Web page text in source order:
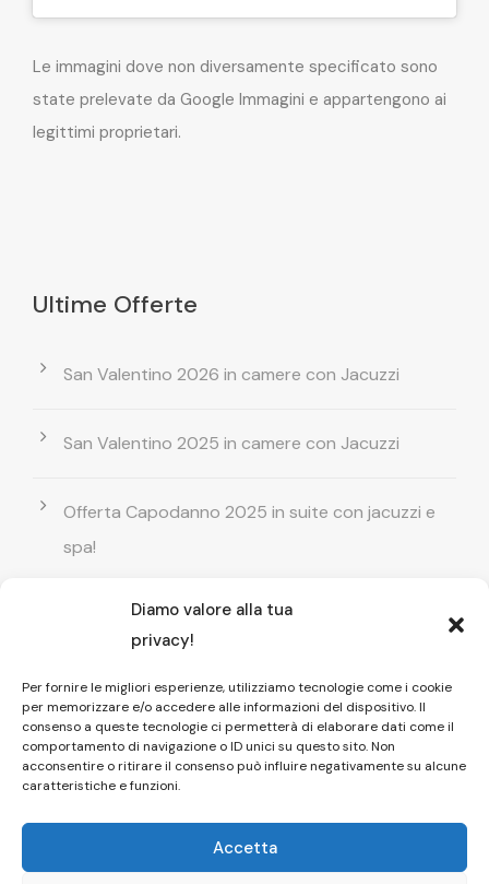
Diamo valore alla tua
privacy!
Per fornire le migliori esperienze, utilizziamo tecnologie come i cookie
per memorizzare e/o accedere alle informazioni del dispositivo. Il
consenso a queste tecnologie ci permetterà di elaborare dati come il
comportamento di navigazione o ID unici su questo sito. Non
acconsentire o ritirare il consenso può influire negativamente su alcune
caratteristiche e funzioni.
Accetta
Le immagini dove non diversamente specificato sono
state prelevate da Google Immagini e appartengono ai
legittimi proprietari.
Ultime Offerte
San Valentino 2026 in camere con Jacuzzi
San Valentino 2025 in camere con Jacuzzi
Offerta Capodanno 2025 in suite con jacuzzi e
spa!
Offerta Natale in camera con vasca
idromassaggio ! Prenota il tuo relax esclusivo
Entrata GRATUITA in Piscina esterna! Il tuo relax
di coppia